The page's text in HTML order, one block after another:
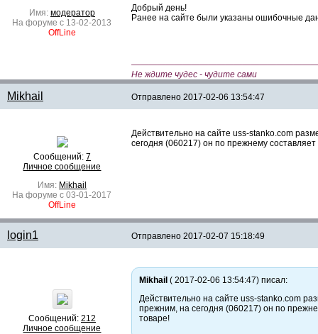
Имя: модератор
На форуме с 13-02-2013
OffLine
Добрый день!
Ранее на сайте были указаны ошибочные
Не ждите чудес - чудите сами
Mikhail Отправлено 2017-02-06 13:54:47
Сообщений: 7
Личное сообщение
Имя: Mikhail
На форуме с 03-01-2017
OffLine
Действительно на сайте uss-stanko.com
сегодня (060217) он по прежнему
login1 Отправлено 2017-02-07 15:18:49
Сообщений: 212
Личное сообщение
Mikhail ( 2017-02-06 13:54:47) писал:
Действительно на сайте uss-stanko.com
прежним, на сегодня (060217) он по
товаре!